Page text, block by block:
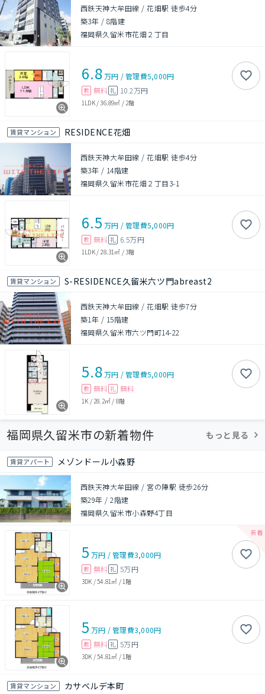
西鉄天神大牟田線 / 花畑駅 徒歩4分
築3年 / 8階建
福岡県久留米市花畑２丁目
6.8万円 /管理費5,000円
敷 無料 礼 10.2万円
1LDK/36.89㎡ / 2階
賃貸マンション RESIDENCE花畑
西鉄天神大牟田線 / 花畑駅 徒歩4分
築3年 / 14階建
福岡県久留米市花畑２丁目3-1
6.5 万円 /管理費5,000円
敷 無料 礼 6.5万円
1LDK/ 28.31㎡ /3階
賃貸マンション S-RESIDENCE久留米六ツ門abreast2
西鉄天神大牟田線 / 花畑駅 徒歩7分
築1年 / 15階建
福岡県久留米市六ツ門町14-22
5.8万円 /管理費5,000円
敷 無料 礼 無料
1K / 28.2㎡ / 8階
福岡県久留米市の新着物件 もっと見る
賃貸アパート メゾンドール小森野
西鉄天神大牟田線 / 宮の陣駅 徒歩26分
築29年 /2階建
福岡県久留米市小森野4丁目
5 万円 /管理費3,000円
敷 無料 礼 5万円
3DK /54.81㎡ / 1階
5 万円 /管理費3,000円
敷 無料 礼 5万円
3DK /54.81㎡ / 1階
賃貸マンション カサベルデ本町